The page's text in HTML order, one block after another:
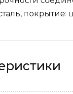
покрытие: